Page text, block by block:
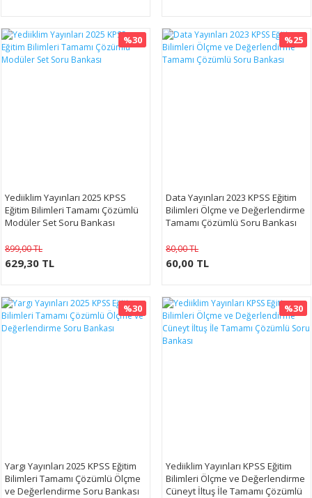
%30
Yediiklim Yayınları 2025 KPSS
Eğitim Bilimleri Tamamı Çözümlü
Modüler Set Soru Bankası
899,00 TL
629,30 TL
%25
Data Yayınları 2023 KPSS Eğitim
Bilimleri Ölçme ve Değerlendirme
Tamamı Çözümlü Soru Bankası
80,00 TL
60,00 TL
%30
Yargı Yayınları 2025 KPSS Eğitim
Bilimleri Tamamı Çözümlü Ölçme
ve Değerlendirme Soru Bankası
%30
Yediiklim Yayınları KPSS Eğitim
Bilimleri Ölçme ve Değerlendirme
Cüneyt İltuş İle Tamamı Çözümlü